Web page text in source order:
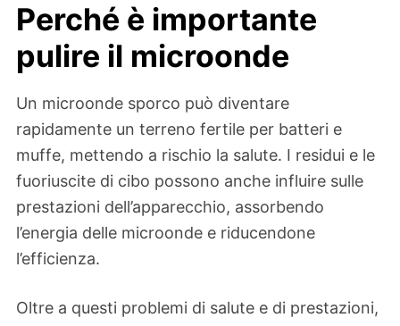
Perché è importante
pulire il microonde
Un microonde sporco può diventare
rapidamente un terreno fertile per batteri e
muffe, mettendo a rischio la salute. I residui e le
fuoriuscite di cibo possono anche influire sulle
prestazioni dell’apparecchio, assorbendo
l’energia delle microonde e riducendone
l’efficienza.
Oltre a questi problemi di salute e di prestazioni,